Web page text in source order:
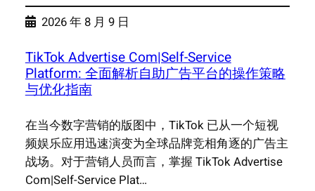
2026 年 8 月 9 日
TikTok Advertise Com|Self-Service
Platform: 全面解析自助广告平台的操作策略
与优化指南
在当今数字营销的版图中，TikTok 已从一个短视
频娱乐应用迅速演变为全球品牌竞相角逐的广告主
战场。对于营销人员而言，掌握 TikTok Advertise
Com|Self-Service Plat…